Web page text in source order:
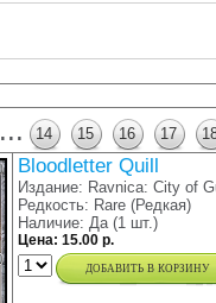
... 14 15 16 17
Bloodletter Quill
Издание: Ravnica: City of
Редкость: Rare (Редкая)
Наличие: Да (1 шт.)
Цена: 15.00 р.
добавить в корзину